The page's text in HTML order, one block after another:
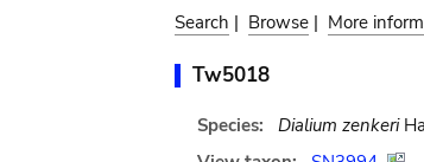
Search | Browse | More
Tw5018
Species: Dialium zenkeri